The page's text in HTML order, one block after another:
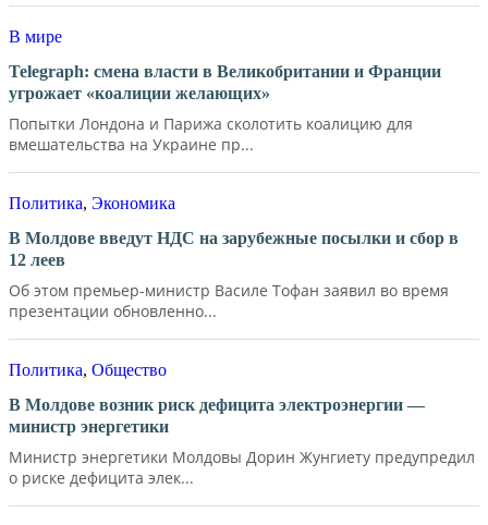
В мире
Telegraph: смена власти в Великобритании и Франции
угрожает «коалиции желающих»
Попытки Лондона и Парижа сколотить коалицию для
вмешательства на Украине пр...
Политика, Экономика
В Молдове введут НДС на зарубежные посылки и сбор в
12 леев
Об этом премьер-министр Василе Тофан заявил во время
презентации обновленно...
Политика, Общество
В Молдове возник риск дефицита электроэнергии —
министр энергетики
Министр энергетики Молдовы Дорин Жунгиету предупредил
о риске дефицита элек...